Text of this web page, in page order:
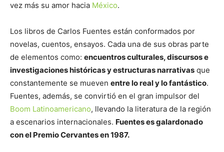
vez más su amor hacia México.
Los libros de Carlos Fuentes están conformados por
novelas, cuentos, ensayos. Cada una de sus obras parte
de elementos como: encuentros culturales, discursos e
investigaciones históricas y estructuras narrativas que
constantemente se mueven entre lo real y lo fantástico.
Fuentes, además, se convirtió en el gran impulsor del
Boom Latinoamericano, llevando la literatura de la región
a escenarios internacionales. Fuentes es galardonado
con el Premio Cervantes en 1987.